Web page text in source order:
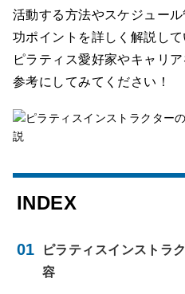
活動する方法やスケジュー
功ポイントを詳しく解説して
ピラティス愛好家やキャリ
参考にしてみてください！
INDEX
ピラティスインストラ
容